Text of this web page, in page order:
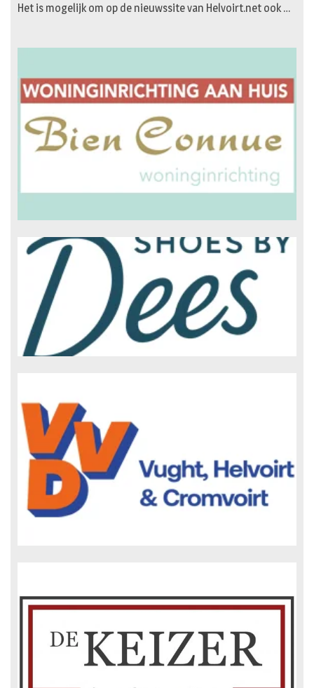
Het is mogelijk om op de nieuwssite van Helvoirt.net ook …